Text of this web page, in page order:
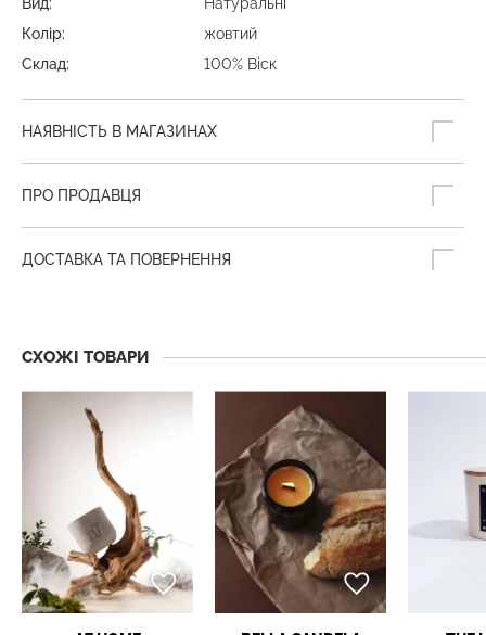
Вид:
Натуральні
Колір:
жовтий
Склад:
100% Віск
НАЯВНІСТЬ В МАГАЗИНАХ
ПРО ПРОДАВЦЯ
ДОСТАВКА ТА ПОВЕРНЕННЯ
СХОЖІ ТОВАРИ